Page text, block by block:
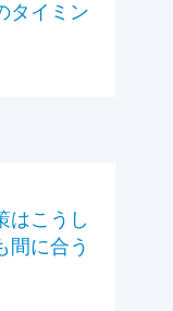
タイミン
はこうし
に合う